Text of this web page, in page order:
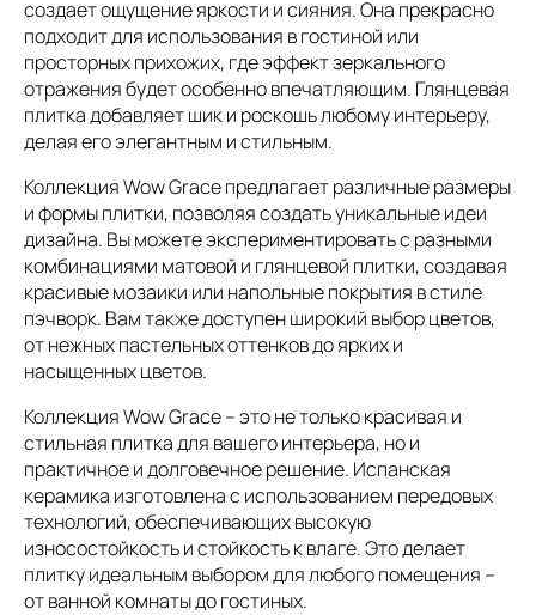
создает ощущение яркости и сияния. Она прекрасно
подходит для использования в гостиной или
просторных прихожих, где эффект зеркального
отражения будет особенно впечатляющим. Глянцевая
плитка добавляет шик и роскошь любому интерьеру,
делая его элегантным и стильным.
Коллекция Wow Grace предлагает различные размеры
и формы плитки, позволяя создать уникальные идеи
дизайна. Вы можете экспериментировать с разными
комбинациями матовой и глянцевой плитки, создавая
красивые мозаики или напольные покрытия в стиле
пэчворк. Вам также доступен широкий выбор цветов,
от нежных пастельных оттенков до ярких и
насыщенных цветов.
Коллекция Wow Grace – это не только красивая и
стильная плитка для вашего интерьера, но и
практичное и долговечное решение. Испанская
керамика изготовлена с использованием передовых
технологий, обеспечивающих высокую
износостойкость и стойкость к влаге. Это делает
плитку идеальным выбором для любого помещения –
от ванной комнаты до гостиных.